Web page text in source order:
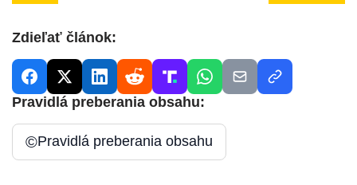
Zdieľať článok:
Pravidlá preberania obsahu:
©Pravidlá preberania obsahu